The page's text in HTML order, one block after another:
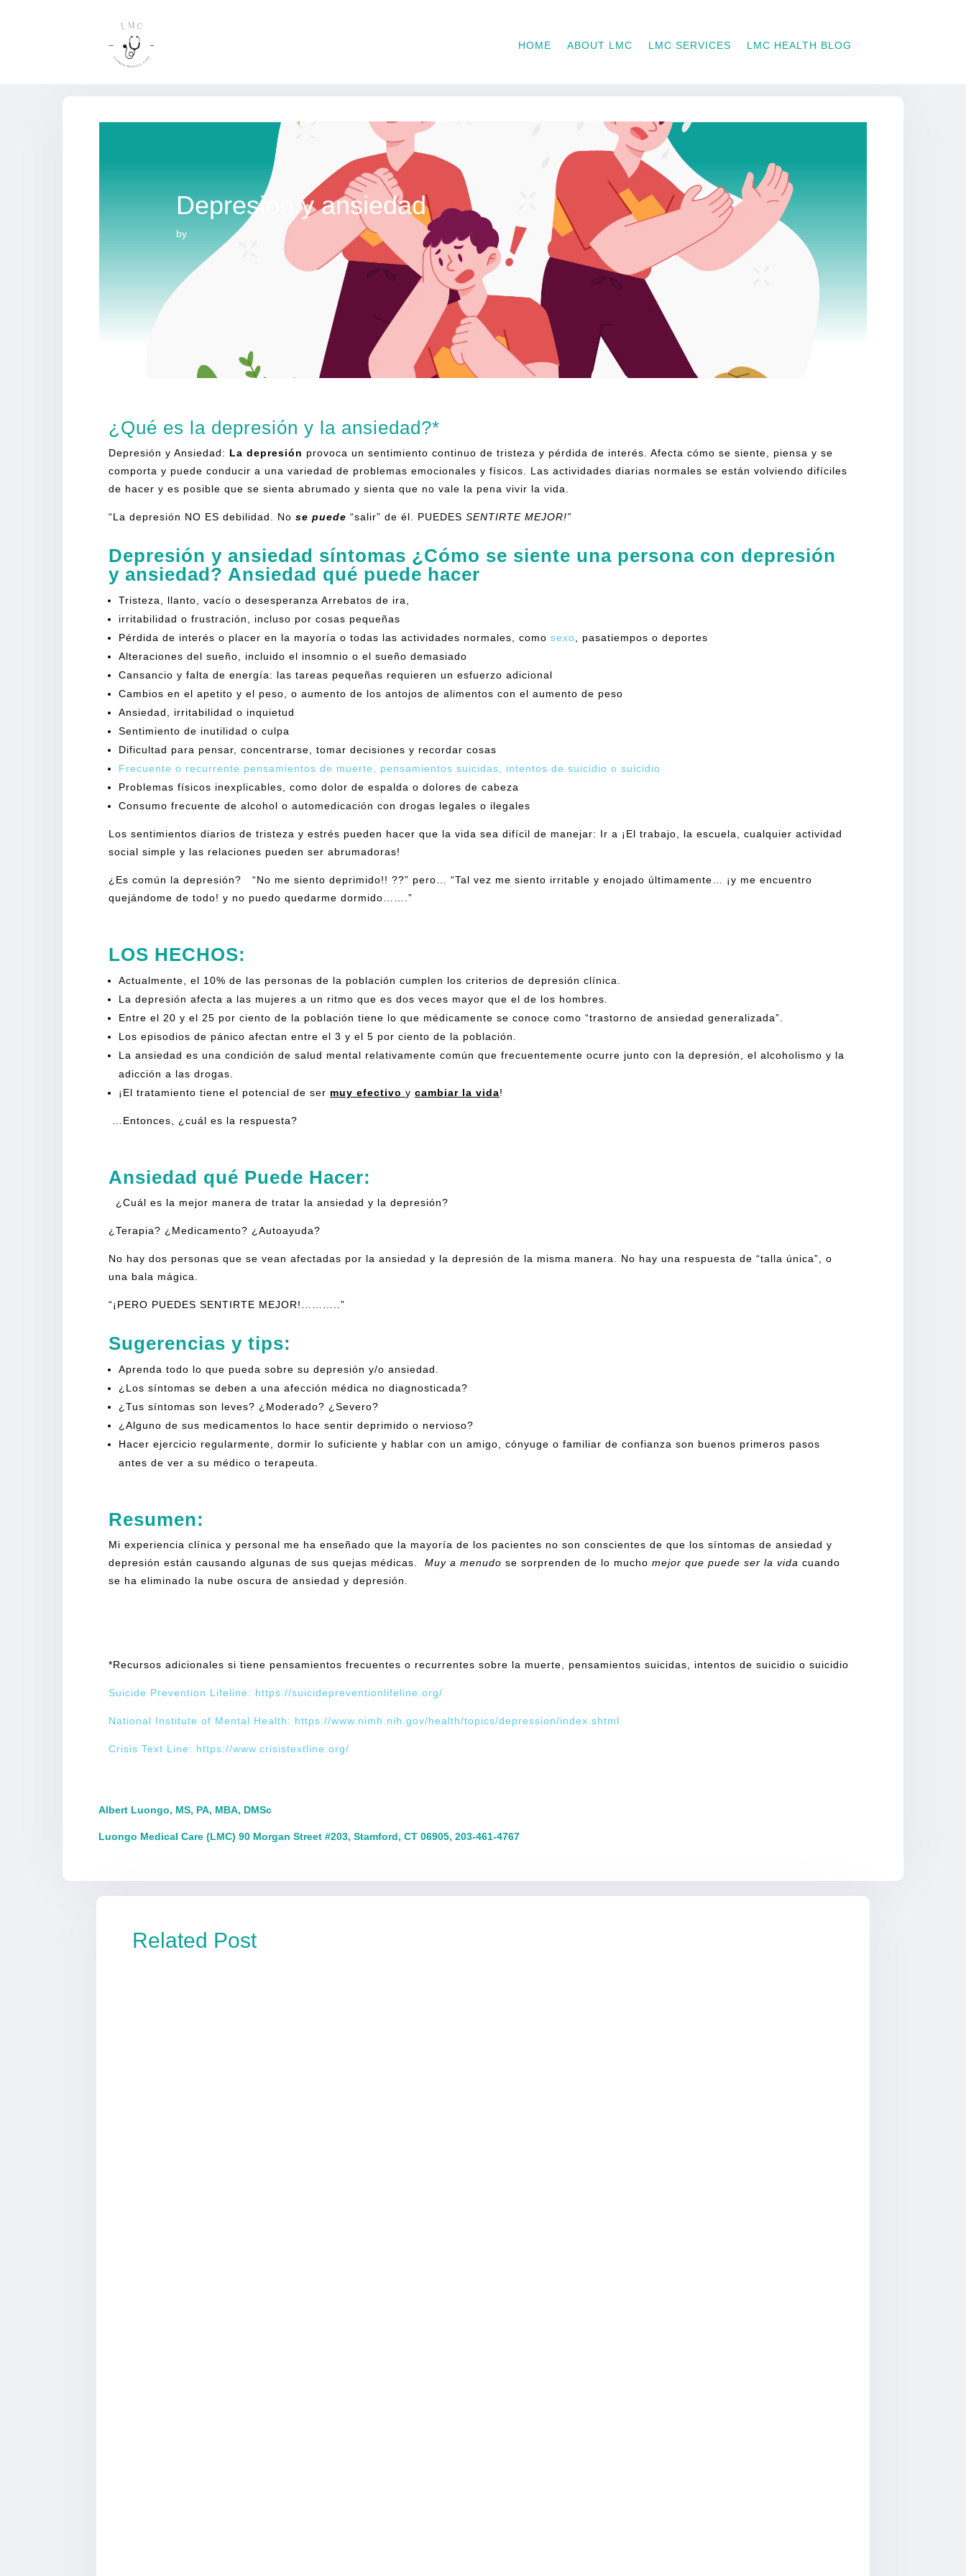
HOME ABOUT LMC LMC SERVICES LMC HEALTH BLOG
Depresion y ansiedad
by
[rank_math_breadcrumb]
¿Qué es la depresión y la ansiedad?*
Depresión y Ansiedad: La depresión provoca un sentimiento continuo de tristeza y pérdida de interés. Afecta cómo se siente, piensa y se
comporta y puede conducir a una variedad de problemas emocionales y físicos. Las actividades diarias normales se están volviendo difíciles
de hacer y es posible que se sienta abrumado y sienta que no vale la pena vivir la vida.
“La depresión NO ES debilidad. Nose puede “salir” de él. PUEDES SENTIRTE MEJOR!”
Depresión y ansiedad síntomas ¿Cómo se siente una persona con depresión
y ansiedad? Ansiedad qué puede hacer
Tristeza, llanto, vacío o desesperanza Arrebatos de ira,
irritabilidad o frustración, incluso por cosas pequeñas
Pérdida de interés o placer en la mayoría o todas las actividades normales, comosexo , pasatiempos o deportes
Alteraciones del sueño, incluido el insomnio o el sueño demasiado
Cansancio y falta de energía: las tareas pequeñas requieren un esfuerzo adicional
Cambios en el apetito y el peso, o aumento de los antojos de alimentos con el aumento de peso
Ansiedad, irritabilidad o inquietud
Sentimiento de inutilidad o culpa
Dificultad para pensar, concentrarse, tomar decisiones y recordar cosas
Frecuente o recurrente pensamientos de muerte, pensamientos suicidas, intentos de suicidio o suicidio
Problemas físicos inexplicables, como dolor de espalda o dolores de cabeza
Consumo frecuente de alcohol o automedicación con drogas legales o ilegales
Los sentimientos diarios de tristeza y estrés pueden hacer que la vida sea difícil de manejar: Ir a ¡El trabajo, la escuela, cualquier actividad
social simple y las relaciones pueden ser abrumadoras!
¿Es común la depresión? “No me siento deprimido!! ??” pero… “Tal vez me siento irritable y enojado últimamente… ¡y me encuentro
quejándome de todo! y no puedo quedarme dormido…….”
LOS HECHOS:
Actualmente, el 10% de las personas de la población cumplen los criterios de depresión clínica.
La depresión afecta a las mujeres a un ritmo que es dos veces mayor que el de los hombres.
Entre el 20 y el 25 por ciento de la población tiene lo que médicamente se conoce como “trastorno de ansiedad generalizada”.
Los episodios de pánico afectan entre el 3 y el 5 por ciento de la población.
La ansiedad es una condición de salud mental relativamente común que frecuentemente ocurre junto con la depresión, el alcoholismo y la
adicción a las drogas.
¡El tratamiento tiene el potencial de ser muy efectivo ycambiar la vida!
…Entonces, ¿cuál es la respuesta?
Ansiedad qué Puede Hacer:
¿Cuál es la mejor manera de tratar la ansiedad y la depresión?
¿Terapia? ¿Medicamento? ¿Autoayuda?
No hay dos personas que se vean afectadas por la ansiedad y la depresión de la misma manera. No hay una respuesta de “talla única”, o
una bala mágica.
“¡PERO PUEDES SENTIRTE MEJOR!………..”
Sugerencias y tips:
Aprenda todo lo que pueda sobre su depresión y/o ansiedad.
¿Los síntomas se deben a una afección médica no diagnosticada?
¿Tus síntomas son leves? ¿Moderado? ¿Severo?
¿Alguno de sus medicamentos lo hace sentir deprimido o nervioso?
Hacer ejercicio regularmente, dormir lo suficiente y hablar con un amigo, cónyuge o familiar de confianza son buenos primeros pasos
antes de ver a su médico o terapeuta.
Resumen:
Mi experiencia clínica y personal me ha enseñado que la mayoría de los pacientes no son conscientes de que los síntomas de ansiedad y
depresión están causando algunas de sus quejas médicas.Muy a menudose sorprenden de lo muchomejor que puede ser la vida cuando
se ha eliminado la nube oscura de ansiedad y depresión.
*Recursos adicionales si tiene pensamientos frecuentes o recurrentes sobre la muerte, pensamientos suicidas, intentos de suicidio o suicidio
Suicide Prevention Lifeline: https://suicidepreventionlifeline.org/
National Institute of Mental Health: https://www.nimh.nih.gov/health/topics/depression/index.shtml
Crisis Text Line: https://www.crisistextline.org/
Albert Luongo, MS, PA, MBA, DMSc
Luongo Medical Care (LMC) 90 Morgan Street #203, Stamford, CT 06905, 203-461-4767
Related Post